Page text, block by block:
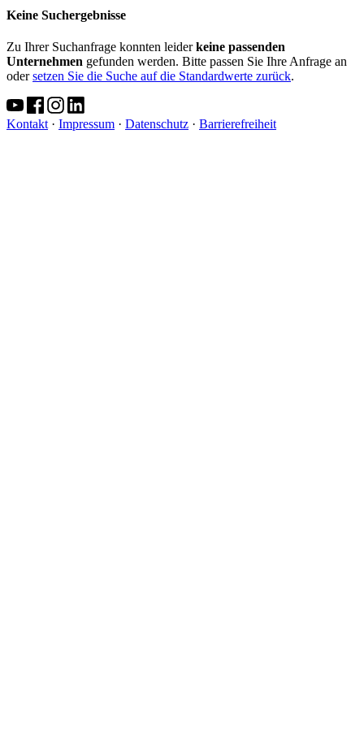
Keine Suchergebnisse
Zu Ihrer Suchanfrage konnten leiderkeine passenden
Unternehmen gefunden werden. Bitte passen Sie Ihre Anfrage an
odersetzen Sie die Suche auf die Standardwerte zurück.
Kontakt · Impressum · Datenschutz · Barrierefreiheit